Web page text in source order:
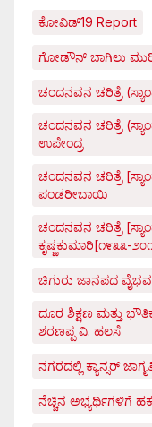
ಕೋವಿಡ್‌19 Report
ಗೋಡೌನ್ ಬಾಗಿಲು
ಚಂದನವನ ಚರಿತ್ರೆ
ಚಂದನವನ ಚರಿತ್ರೆ
ಉಪೇಂದ್ರ
ಚಂದನವನ ಚರಿತ್ರೆ
ಪಂಡರೀಬಾಯಿ
ಚಂದನವನ ಚರಿತ್ರೆ
ಕೃಷ್ಣಕುಮಾರಿ[೧೯೩೩-
ಚಿಗುರು ಜಾನಪದ
ದೂರ ಶಿಕ್ಷಣ ಮತ್ತು
ಶರಣಪ್ಪ ವಿ. ಹಲಸೆ
ನಗರದಲ್ಲಿ ಕ್ಯಾನ್ಸರ್
ನೆಚ್ಚಿನ ಅಭ್ಯರ್ಥಿಗಳಿಗೆ